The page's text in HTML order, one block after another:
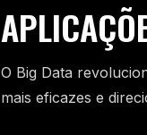
O Big Data
mais eficazes e